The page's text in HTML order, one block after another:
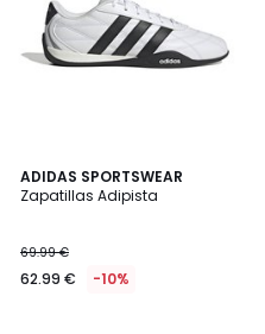
ADIDAS SPORTSWEAR
Zapatillas Adipista
69.99 €
62.99 € -10%
5
/
2
Colores